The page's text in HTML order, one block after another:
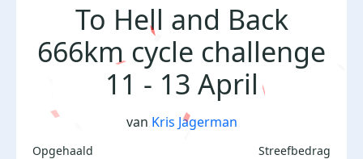
To Hell and Back
666km cycle challenge
11 - 13 April
van Kris Jagerman
Opgehaald Streefbedrag